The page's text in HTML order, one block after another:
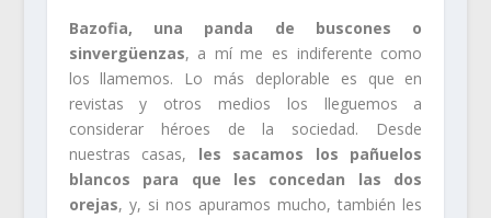
Bazofia, una panda de buscones o
sinvergüenzas, a mí me es indiferente como
los llamemos. Lo más deplorable es que en
revistas y otros medios los lleguemos a
considerar héroes de la sociedad. Desde
nuestras casas, les sacamos los pañuelos
blancos para que les concedan las dos
orejas, y, si nos apuramos mucho, también les